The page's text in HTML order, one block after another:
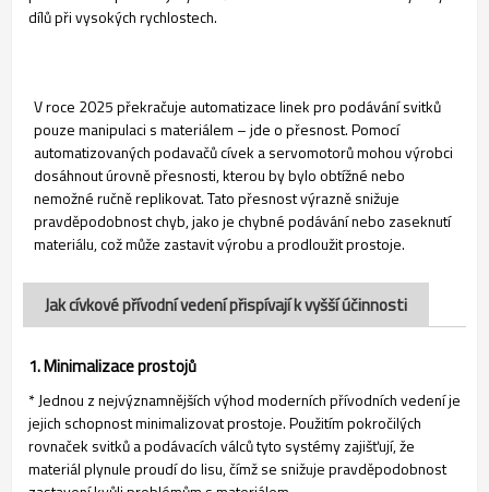
dílů při vysokých rychlostech.
V roce 2025 překračuje automatizace linek pro podávání svitků
pouze manipulaci s materiálem – jde o přesnost. Pomocí
automatizovaných podavačů cívek a servomotorů mohou výrobci
dosáhnout úrovně přesnosti, kterou by bylo obtížné nebo
nemožné ručně replikovat. Tato přesnost výrazně snižuje
pravděpodobnost chyb, jako je chybné podávání nebo zaseknutí
materiálu, což může zastavit výrobu a prodloužit prostoje.
Jak cívkové přívodní vedení přispívají k vyšší účinnosti
1. Minimalizace prostojů
* Jednou z nejvýznamnějších výhod moderních přívodních vedení je
jejich schopnost minimalizovat prostoje. Použitím pokročilých
rovnaček svitků a podávacích válců tyto systémy zajišťují, že
materiál plynule proudí do lisu, čímž se snižuje pravděpodobnost